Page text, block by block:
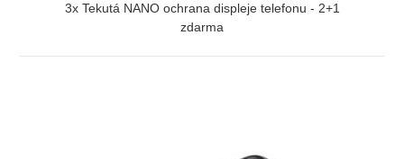
3x Tekutá NANO ochrana displeje telefonu - 2+1
zdarma